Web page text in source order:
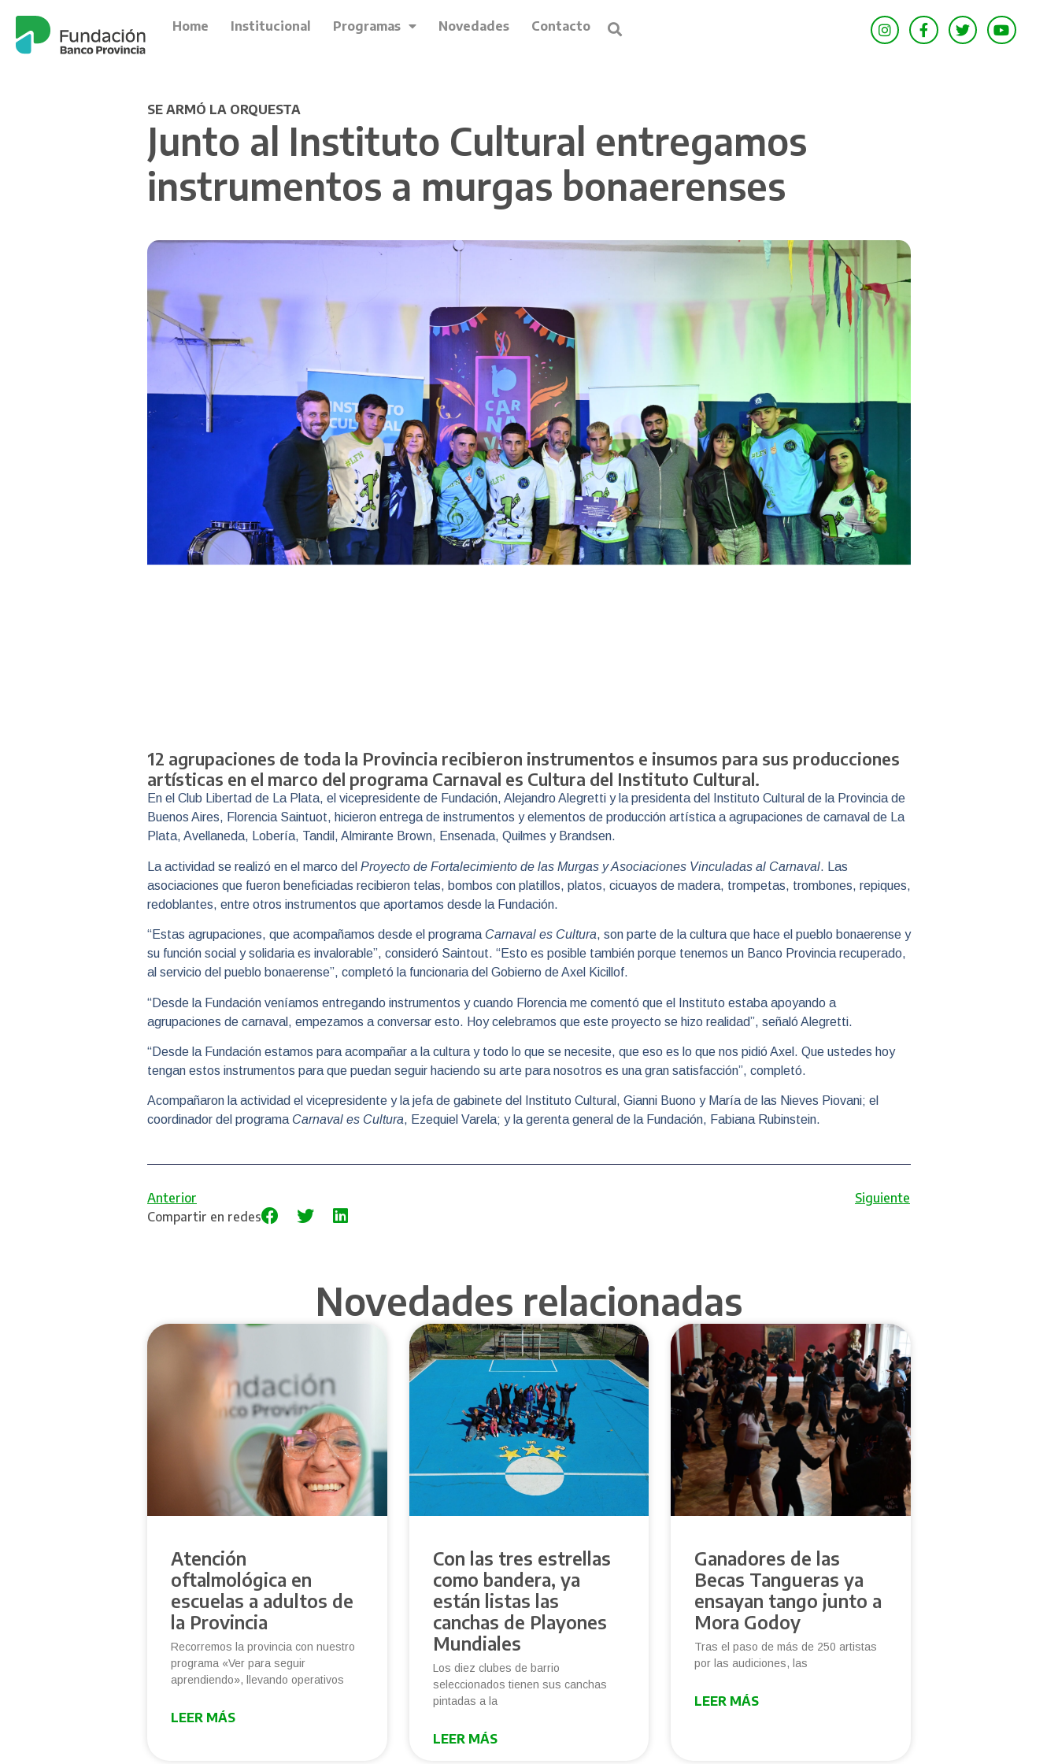
Home Institucional Programas Novedades Contacto
SE ARMÓ LA ORQUESTA
Junto al Instituto Cultural entregamos
instrumentos a murgas bonaerenses
12 agrupaciones de toda la Provincia recibieron instrumentos e insumos para sus producciones
artísticas en el marco del programa Carnaval es Cultura del Instituto Cultural.
En el Club Libertad de La Plata, el vicepresidente de Fundación, Alejandro Alegretti y la presidenta del Instituto Cultural de la Provincia de
Buenos Aires, Florencia Saintuot, hicieron entrega de instrumentos y elementos de producción artística a agrupaciones de carnaval de La
Plata, Avellaneda, Lobería, Tandil, Almirante Brown, Ensenada, Quilmes y Brandsen.
La actividad se realizó en el marco del Proyecto de Fortalecimiento de las Murgas y Asociaciones Vinculadas al Carnaval. Las
asociaciones que fueron beneficiadas recibieron telas, bombos con platillos, platos, cicuayos de madera, trompetas, trombones, repiques,
redoblantes, entre otros instrumentos que aportamos desde la Fundación.
“Estas agrupaciones, que acompañamos desde el programa Carnaval es Cultura, son parte de la cultura que hace el pueblo bonaerense y
su función social y solidaria es invalorable”, consideró Saintout. “Esto es posible también porque tenemos un Banco Provincia recuperado,
al servicio del pueblo bonaerense”, completó la funcionaria del Gobierno de Axel Kicillof.
“Desde la Fundación veníamos entregando instrumentos y cuando Florencia me comentó que el Instituto estaba apoyando a
agrupaciones de carnaval, empezamos a conversar esto. Hoy celebramos que este proyecto se hizo realidad”, señaló Alegretti.
“Desde la Fundación estamos para acompañar a la cultura y todo lo que se necesite, que eso es lo que nos pidió Axel. Que ustedes hoy
tengan estos instrumentos para que puedan seguir haciendo su arte para nosotros es una gran satisfacción”, completó.
Acompañaron la actividad el vicepresidente y la jefa de gabinete del Instituto Cultural, Gianni Buono y María de las Nieves Piovani; el
coordinador del programa Carnaval es Cultura, Ezequiel Varela; y la gerenta general de la Fundación, Fabiana Rubinstein.
Anterior
Siguiente
Compartir en redes
Novedades relacionadas
Atención
oftalmológica en
escuelas a adultos de
la Provincia
Recorremos la provincia con nuestro
programa «Ver para seguir
aprendiendo», llevando operativos
LEER MÁS
Con las tres estrellas
como bandera, ya
están listas las
canchas de Playones
Mundiales
Los diez clubes de barrio
seleccionados tienen sus canchas
pintadas a la
LEER MÁS
Ganadores de las
Becas Tangueras ya
ensayan tango junto a
Mora Godoy
Tras el paso de más de 250 artistas
por las audiciones, las
LEER MÁS